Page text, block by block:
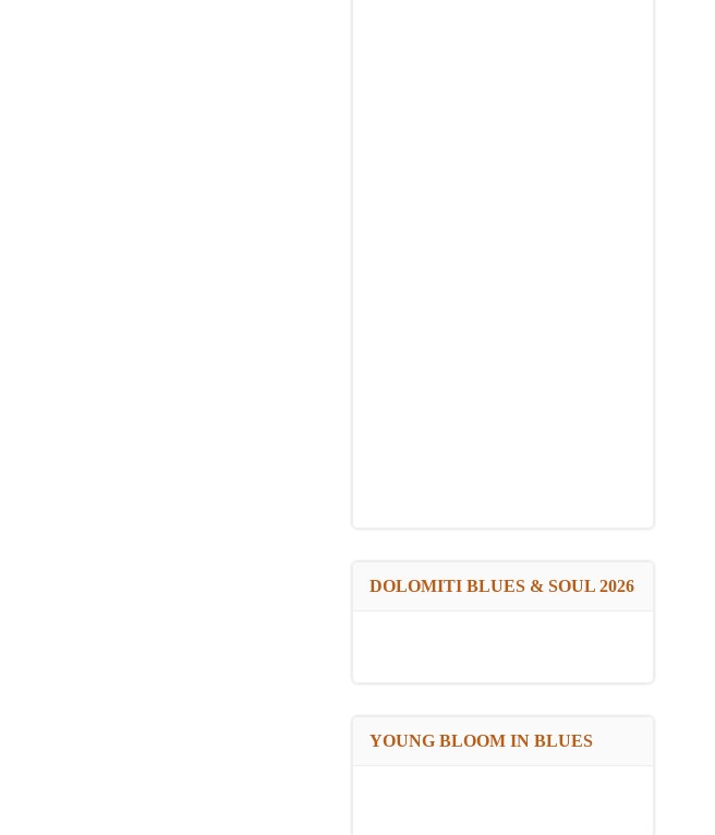
DOLOMITI BLUES & SOUL 2026
YOUNG BLOOM IN BLUES